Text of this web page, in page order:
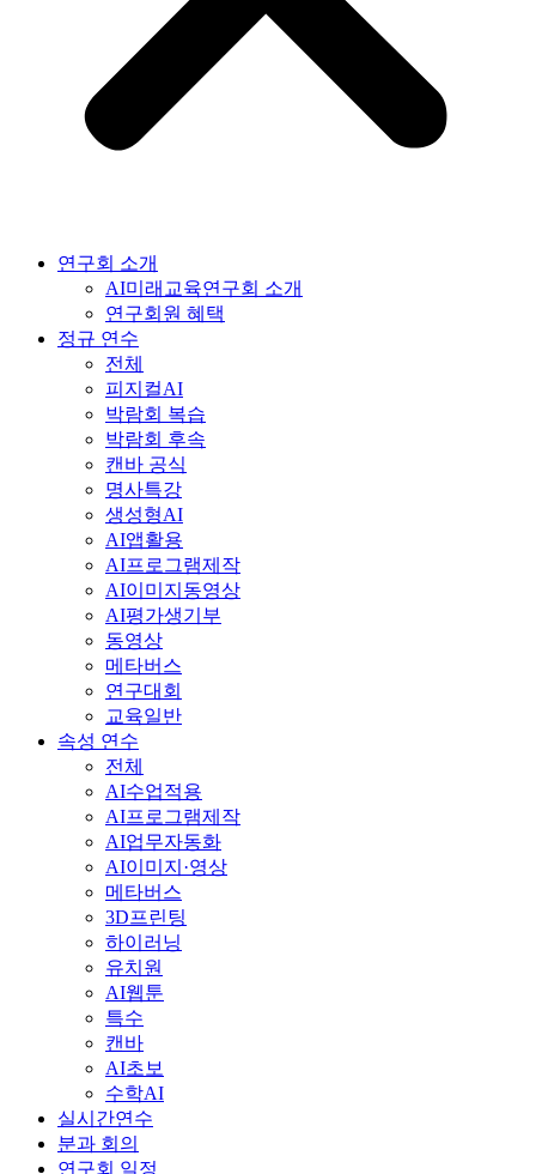
연구회 소개
AI미래교육연구회 소개
연구회원 혜택
정규 연수
전체
피지컬AI
박람회 복습
박람회 후속
캔바 공식
명사특강
생성형AI
AI앱활용
AI프로그램제작
AI이미지동영상
AI평가생기부
동영상
메타버스
연구대회
교육일반
속성 연수
전체
AI수업적용
AI프로그램제작
AI업무자동화
AI이미지·영상
메타버스
3D프린팅
하이러닝
유치원
AI웹툰
특수
캔바
AI초보
수학AI
실시간연수
분과 회의
연구회 일정